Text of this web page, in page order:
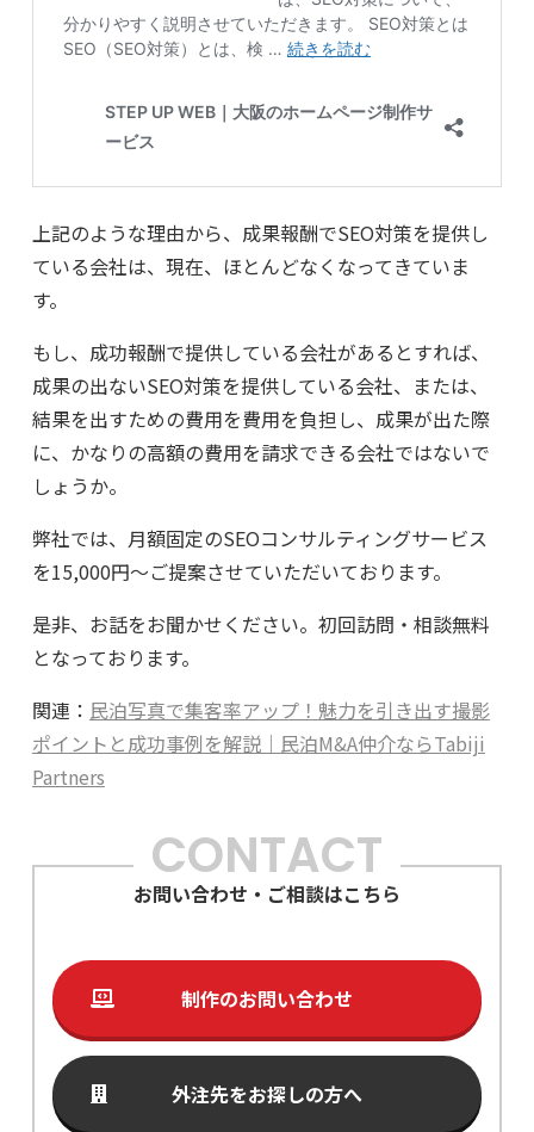
上記のような理由から、成果報酬でSEO対策を提供し
ている会社は、現在、ほとんどなくなってきていま
す。
もし、成功報酬で提供している会社があるとすれば、
成果の出ないSEO対策を提供している会社、または、
結果を出すための費用を費用を負担し、成果が出た際
に、かなりの高額の費用を請求できる会社ではないで
しょうか。
弊社では、月額固定のSEOコンサルティングサービス
を15,000円～ご提案させていただいております。
是非、お話をお聞かせください。初回訪問・相談無料
となっております。
関連： 民泊写真で集客率アップ！ 魅力を引き出す撮影
ポイントと成功事例を解説｜民泊M&A仲介ならTabiji
Partners
CONTACT
お問い合わせ・ご相談はこちら
制作のお問い合わせ
外注先をお探しの方へ